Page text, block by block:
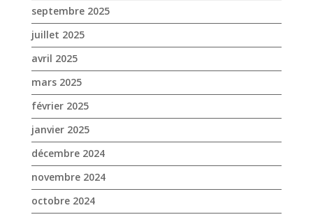
janvier 2025
décembre 2024
novembre 2024
octobre 2024
septembre 2024
août 2024
juin 2024
mai 2024
avril 2024